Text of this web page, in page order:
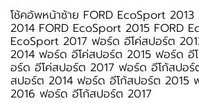
โช้คอัพหน้าซ้าย FORD EcoSport
2014 FORD EcoSport 2015 FORD
EcoSport 2017 ฟอร์ด อีโค่สปอร์ต
2014 ฟอร์ด อีโค่สปอร์ต 2015 ฟอร์ด อี
อร์ด อีโค่สปอร์ต 2017 ฟอร์ด อีโก้สปอ
สปอร์ต 2014 ฟอร์ด อีโก้สปอร์ต 2015
2016 ฟอร์ด อีโก้สปอร์ต 2017